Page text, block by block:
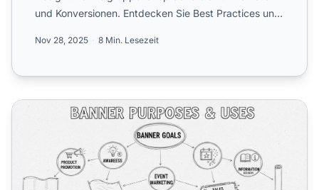
und Konversionen. Entdecken Sie Best Practices und
Nov 28, 2025 8 Min. Lesezeit
Wofür werden Banner verwendet? Umfassender